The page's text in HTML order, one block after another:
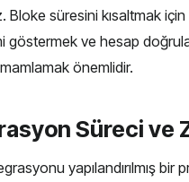
Bloke süresini kısaltmak
göstermek ve hesap
önemlidir.
Süreci ve
yapılandırılmış bir